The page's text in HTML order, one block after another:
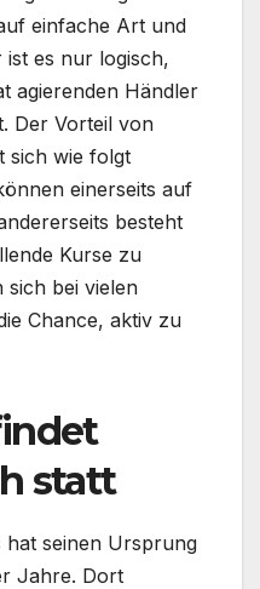
einfache Art und
ist es nur logisch,
agierenden Händler
Der Vorteil von
sich wie folgt
einerseits auf
besteht
Kurse zu
sich bei vielen
Chance, aktiv zu
statt
hat seinen Ursprung
Jahre. Dort